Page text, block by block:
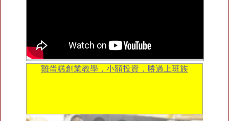
雞蛋糕創業教學，小額投資，勝過上班族